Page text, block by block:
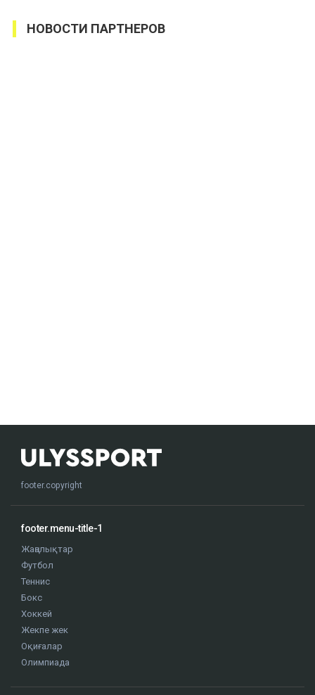
НОВОСТИ ПАРТНЕРОВ
footer.copyright
footer.menu-title-1
Жаңалықтар
Футбол
Теннис
Бокс
Хоккей
Жекпе жек
Оқиғалар
Олимпиада